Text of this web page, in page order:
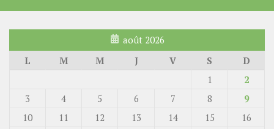
août 2026
L
M M J V S
D
1
2
3
4 5 6 7 8
9
10
11 12 13 14 15
16